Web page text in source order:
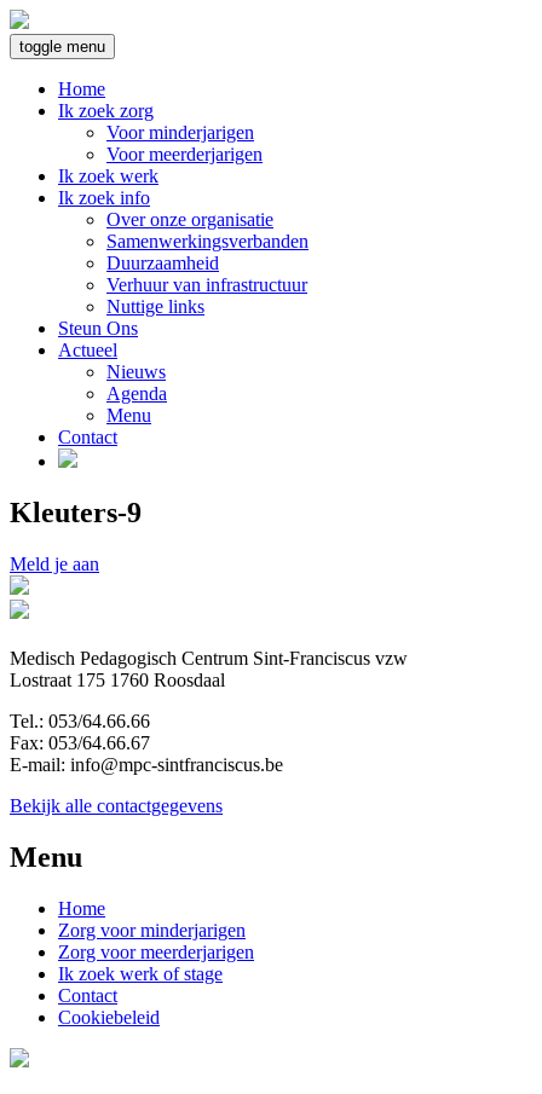
toggle menu
Home
Ik zoek zorg
Voor minderjarigen
Voor meerderjarigen
Ik zoek werk
Ik zoek info
Over onze organisatie
Samenwerkingsverbanden
Duurzaamheid
Verhuur van infrastructuur
Nuttige links
Steun Ons
Actueel
Nieuws
Agenda
Menu
Contact
Kleuters-9
Meld je aan
Medisch Pedagogisch Centrum Sint-Franciscus vzw
Lostraat 175 1760 Roosdaal
Tel.: 053/64.66.66
Fax: 053/64.66.67
E-mail: info@mpc-sintfranciscus.be
Bekijk alle contactgegevens
Menu
Home
Zorg voor minderjarigen
Zorg voor meerderjarigen
Ik zoek werk of stage
Contact
Cookiebeleid